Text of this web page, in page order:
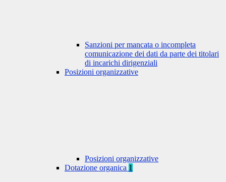
Sanzioni per mancata o incompleta
comunicazione dei dati da parte dei titolari
di incarichi dirigenziali
Posizioni organizzative
Posizioni organizzative
Dotazione organica 1